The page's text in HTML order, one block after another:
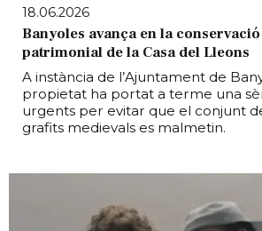
18.06.2026
Banyoles avança en la
patrimonial de la Casa del Lleons
A instància de l’Ajuntament de
propietat ha portat a terme una
urgents per evitar que el conjunt
grafits medievals es malmetin.